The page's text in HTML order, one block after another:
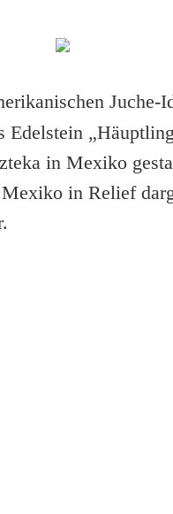
Juche-
Edelstein
in Mexiko
in Relief